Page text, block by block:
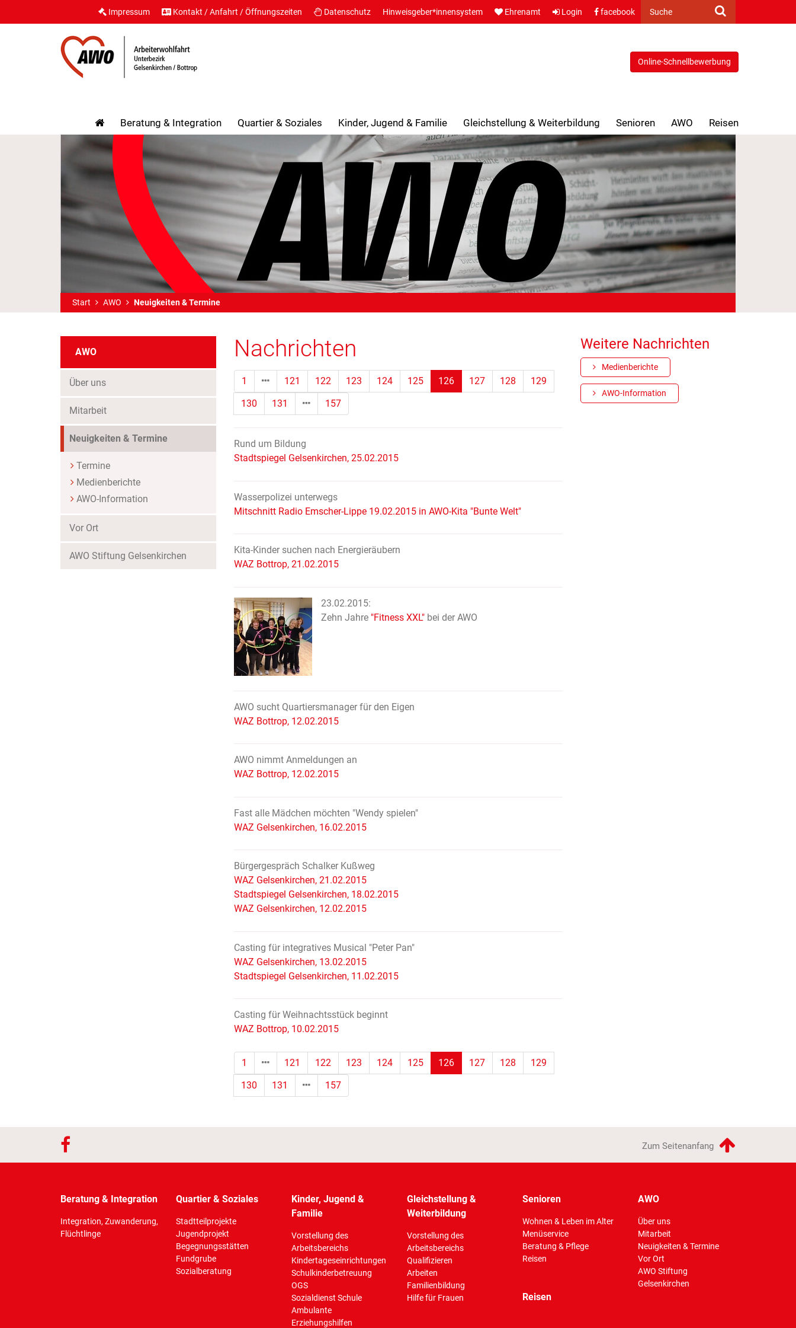
Suche
Impressum Kontakt / Anfahrt / Öffnungszeiten Datenschutz Hinweisgeber*innensystem Ehrenamt Login facebook
Online-Schnellbewerbung
Beratung & Integration Quartier & Soziales Kinder, Jugend & Familie Gleichstellung & Weiterbildung Senioren AWO Reisen
Start AWO Neuigkeiten & Termine
AWO
Über uns
Mitarbeit
Neuigkeiten & Termine
Termine
Medienberichte
AWO-Information
Vor Ort
AWO Stiftung Gelsenkirchen
Nachrichten
1 121 122 123 124 125 126(Standort)
127 128
129
130
131 157
Rund um Bildung
Stadtspiegel Gelsenkirchen, 25.02.2015
Wasserpolizei unterwegs
Mitschnitt Radio Emscher-Lippe 19.02.2015 in AWO-Kita "Bunte Welt"
Kita-Kinder suchen nach Energieräubern
WAZ Bottrop, 21.02.2015
23.02.2015:
Zehn Jahre "Fitness XXL"bei der AWO
AWO sucht Quartiersmanager für den Eigen
WAZ Bottrop, 12.02.2015
AWO nimmt Anmeldungen an
WAZ Bottrop, 12.02.2015
Fast alle Mädchen möchten "Wendy spielen"
WAZ Gelsenkirchen, 16.02.2015
Bürgergespräch Schalker Kußweg
WAZ Gelsenkirchen, 21.02.2015
Stadtspiegel Gelsenkirchen, 18.02.2015
WAZ Gelsenkirchen, 12.02.2015
Casting für integratives Musical "Peter Pan"
WAZ Gelsenkirchen, 13.02.2015
Stadtspiegel Gelsenkirchen, 11.02.2015
Casting für Weihnachtsstück beginnt
WAZ Bottrop, 10.02.2015
1 121 122 123 124 125 126(Standort)
127 128
129
130
131 157
Weitere Nachrichten
Medienberichte
AWO-Information
Zum Seitenanfang
Beratung & Integration
Integration, Zuwanderung,
Flüchtlinge
Quartier & Soziales
Stadtteilprojekte
Jugendprojekt
Begegnungsstätten
Fundgrube
Sozialberatung
Kinder, Jugend &
Familie
Vorstellung des
Arbeitsbereichs
Kindertageseinrichtungen
Schulkinderbetreuung
OGS
Sozialdienst Schule
Ambulante
Erziehungshilfen
Gleichstellung &
Weiterbildung
Vorstellung des
Arbeitsbereichs
Qualifizieren
Arbeiten
Familienbildung
Hilfe für Frauen
Senioren
Wohnen & Leben im Alter
Menüservice
Beratung & Pflege
Reisen
AWO
Über uns
Mitarbeit
Neuigkeiten & Termine(Standort)
Vor Ort
AWO Stiftung
Gelsenkirchen
Reisen